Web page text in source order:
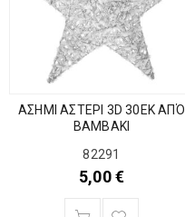
ΑΣΗΜΙ ΑΣΤΕΡΙ 3D 30ΕΚ ΑΠΌ
ΒΑΜΒΑΚΙ
82291
5,00€